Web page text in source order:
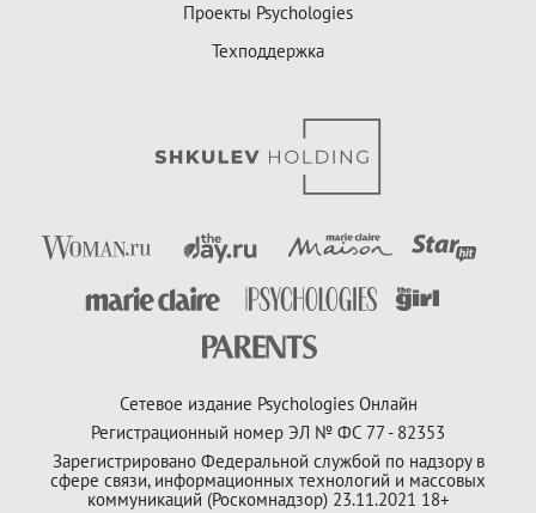
Проекты Psychologies
Техподдержка
Сетевое издание Psychologies Онлайн
Регистрационный номер ЭЛ № ФС 77 - 82353
Зарегистрировано Федеральной службой по надзору в
сфере связи, информационных технологий и массовых
коммуникаций (Роскомнадзор) 23.11.2021 18+